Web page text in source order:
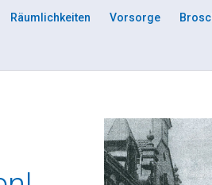
Räumlichkeiten Vorsorge